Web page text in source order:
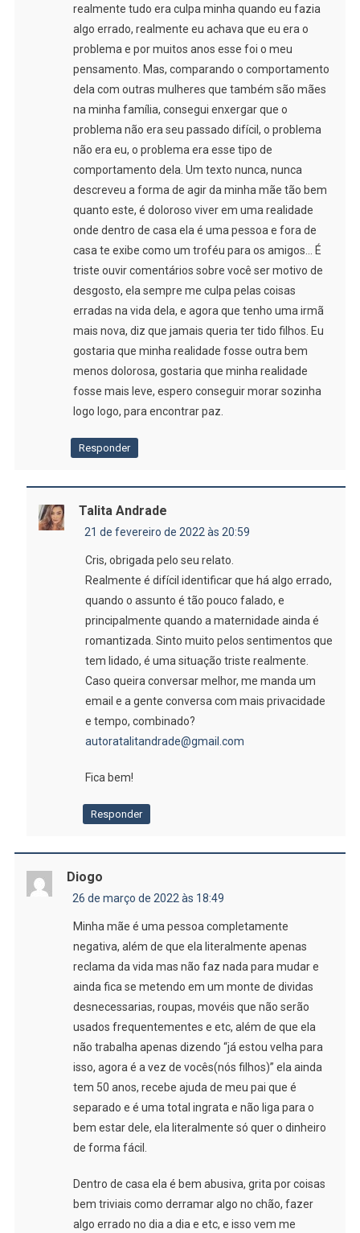
realmente tudo era culpa minha quando eu fazia
algo errado, realmente eu achava que eu era o
problema e por muitos anos esse foi o meu
pensamento. Mas, comparando o comportamento
dela com outras mulheres que também são mães
na minha família, consegui enxergar que o
problema não era seu passado difícil, o problema
não era eu, o problema era esse tipo de
comportamento dela. Um texto nunca, nunca
descreveu a forma de agir da minha mãe tão bem
quanto este, é doloroso viver em uma realidade
onde dentro de casa ela é uma pessoa e fora de
casa te exibe como um troféu para os amigos… É
triste ouvir comentários sobre você ser motivo de
desgosto, ela sempre me culpa pelas coisas
erradas na vida dela, e agora que tenho uma irmã
mais nova, diz que jamais queria ter tido filhos. Eu
gostaria que minha realidade fosse outra bem
menos dolorosa, gostaria que minha realidade
fosse mais leve, espero conseguir morar sozinha
logo logo, para encontrar paz.
Responder
Talita Andrade
21 de fevereiro de 2022 às 20:59
Cris, obrigada pelo seu relato.
Realmente é difícil identificar que há algo errado,
quando o assunto é tão pouco falado, e
principalmente quando a maternidade ainda é
romantizada. Sinto muito pelos sentimentos que
tem lidado, é uma situação triste realmente.
Caso queira conversar melhor, me manda um
email e a gente conversa com mais privacidade
e tempo, combinado?
autoratalitandrade@gmail.com
Fica bem!
Responder
Diogo
26 de março de 2022 às 18:49
Minha mãe é uma pessoa completamente
negativa, além de que ela literalmente apenas
reclama da vida mas não faz nada para mudar e
ainda fica se metendo em um monte de dividas
desnecessarias, roupas, movéis que não serão
usados frequentementes e etc, além de que ela
não trabalha apenas dizendo “já estou velha para
isso, agora é a vez de vocês(nós filhos)” ela ainda
tem 50 anos, recebe ajuda de meu pai que é
separado e é uma total ingrata e não liga para o
bem estar dele, ela literalmente só quer o dinheiro
de forma fácil.
Dentro de casa ela é bem abusiva, grita por coisas
bem triviais como derramar algo no chão, fazer
algo errado no dia a dia e etc, e isso vem me